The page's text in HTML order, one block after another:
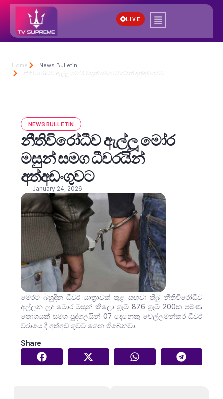
LIVE
Home
News Bulletin
නීතිවිරෝධීව ඇල්ලූ මෝර මසුන් සමග ධීවරයින් අත්අඩංගුවට
NEWS BULLETIN
නීතිවිරෝධීව ඇල්ලූ මෝර
මසුන් සමග ධීවරයින්
අත්අඩංගුවට
January 24, 2026
මෙරට බහුදින ධීවර යාත්‍රාවක් තුළ සඟවා තිබූ නීතිවිරෝධීව
අල්ලන ලද මෝර මසුන් කිලෝ ග්‍රෑම් 876 ග්‍රෑම් 200ක පමණ
තොගයක් සමග පුද්ගලයින් 07 දෙනෙකු වෙල්ලමන්කර ධීවර
වරායේ දී අත්අඩංගුවට ගෙන තිබෙනවා.
Share